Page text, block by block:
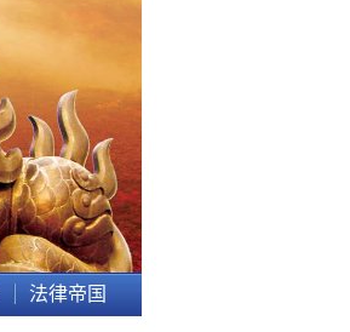
法律帝国